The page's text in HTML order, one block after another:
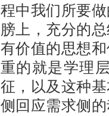
程中我们所要
膀上，充分的
有价值的思想
重的就是学理
征，以及这种
侧回应需求侧